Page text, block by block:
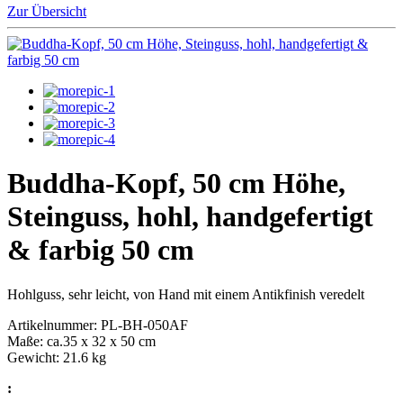
Zur Übersicht
Buddha-Kopf, 50 cm Höhe,
Steinguss, hohl, handgefertigt
& farbig 50 cm
Hohlguss, sehr leicht, von Hand mit einem Antikfinish veredelt
Artikelnummer: PL-BH-050AF
Maße: ca.35 x 32 x 50 cm
Gewicht: 21.6 kg
: